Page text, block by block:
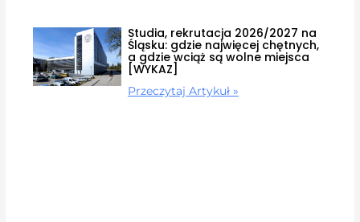
Studia, rekrutacja 2026/2027 na
Śląsku: gdzie najwięcej chętnych,
a gdzie wciąż są wolne miejsca
[WYKAZ]
Przeczytaj Artykuł »